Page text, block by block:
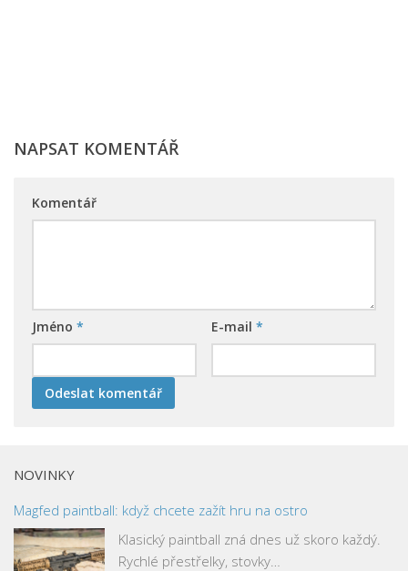
NAPSAT KOMENTÁŘ
Komentář
Jméno * E-mail *
NOVINKY
Magfed paintball: když chcete zažít hru na ostro
Klasický paintball zná dnes už skoro každý.
Rychlé přestřelky, stovky…